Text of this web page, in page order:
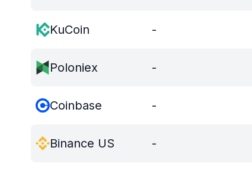
KuCoin -
Poloniex -
Coinbase -
Binance US -